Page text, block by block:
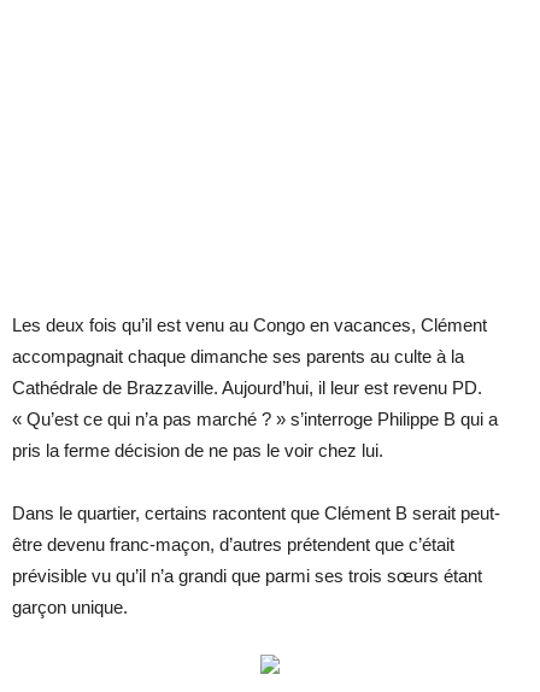
Les deux fois qu’il est venu au Congo en vacances, Clément
accompagnait chaque dimanche ses parents au culte à la
Cathédrale de Brazzaville. Aujourd’hui, il leur est revenu PD.
« Qu’est ce qui n’a pas marché ? » s’interroge Philippe B qui a
pris la ferme décision de ne pas le voir chez lui.
Dans le quartier, certains racontent que Clément B serait peut-
être devenu franc-maçon, d’autres prétendent que c’était
prévisible vu qu’il n’a grandi que parmi ses trois sœurs étant
garçon unique.